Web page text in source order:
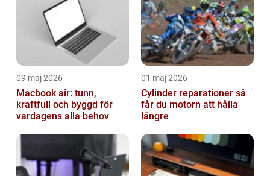
prestanda o...
09 maj 2026
Macbook air: tunn,
kraftfull och byggd för
vardagens alla behov
01 maj 2026
Cylinder reparationer så
får du motorn att hålla
längre